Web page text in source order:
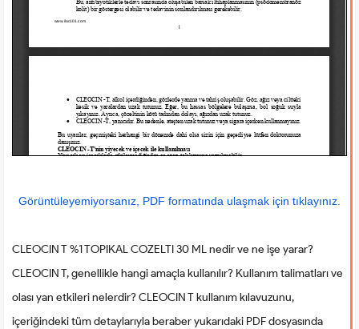
Görüntüleyemiyorsanız, PDF formatında ulaşmak için tıklayınız.
CLEOCIN T %1 TOPIKAL COZELTI 30 ML nedir ve ne işe yarar?
CLEOCIN T, genellikle hangi amaçla kullanılır? Kullanım talimatları ve
olası yan etkileri nelerdir? CLEOCIN T kullanım kılavuzunu,
içeriğindeki tüm detaylarıyla beraber yukarıdaki PDF dosyasında